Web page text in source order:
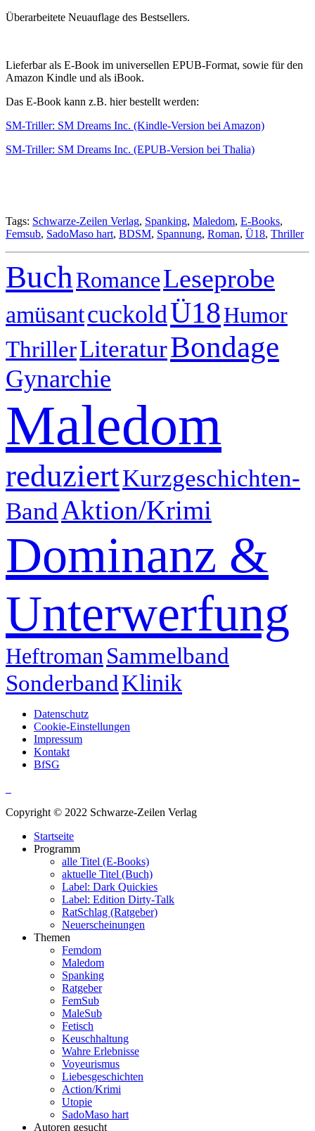
Überarbeitete Neuauflage des Bestsellers.
Lieferbar als E-Book im universellen EPUB-Format, sowie für den
Amazon Kindle und als iBook.
Das E-Book kann z.B. hier bestellt werden:
SM-Triller: SM Dreams Inc. (Kindle-Version bei Amazon)
SM-Triller: SM Dreams Inc. (EPUB-Version bei Thalia)
Tags: Schwarze-Zeilen Verlag, Spanking, Maledom, E-Books,
Femsub, SadoMaso hart, BDSM, Spannung, Roman, Ü18, Thriller
BuchRomanceLeseprobe
amüsantcuckoldÜ18Humor
ThrillerLiteraturBondage
Gynarchie
Maledom
reduziertKurzgeschichten-
BandAktion/Krimi
Dominanz &
Unterwerfung
Heftroman Sammelband
SonderbandKlinik
Datenschutz
Cookie-Einstellungen
Impressum
Kontakt
BfSG
Copyright © 2022 Schwarze-Zeilen Verlag
Startseite
Programm
alle Titel (E-Books)
aktuelle Titel (Buch)
Label: Dark Quickies
Label: Edition Dirty-Talk
RatSchlag (Ratgeber)
Neuerscheinungen
Themen
Femdom
Maledom
Spanking
Ratgeber
FemSub
MaleSub
Fetisch
Keuschhaltung
Wahre Erlebnisse
Voyeurismus
Liebesgeschichten
Action/Krimi
Utopie
SadoMaso hart
Autoren gesucht